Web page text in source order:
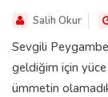
Salih Okur
Sevgili
geldiğim için
ümmetin